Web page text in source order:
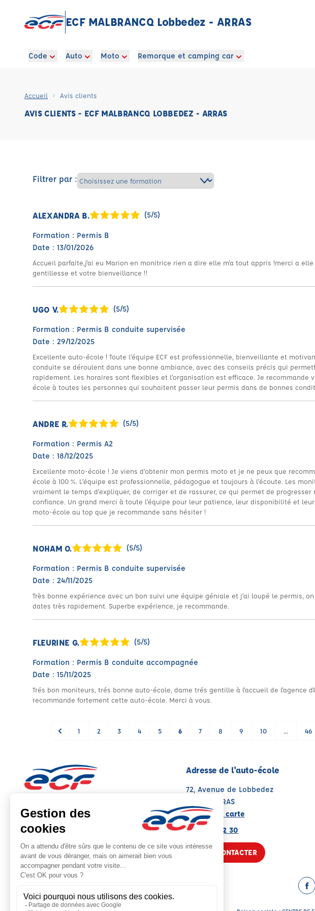
ECF MALBRANCQ Lobbedez - ARRAS
Code Auto Moto Remorque et camping car
Accueil Avis clients
AVIS CLIENTS - ECF MALBRANCQ LOBBEDEZ - ARRAS
Filtrer par :
ALEXANDRA B. (5/5)
Formation : Permis B
Date : 13/01/2026
Accueil parfaite,j'ai eu Marion en monitrice rien a dire elle m'a tout appris !merci a
gentillesse et votre bienveillance !!
UGO V. (5/5)
Formation : Permis B conduite supervisée
Date : 29/12/2025
Excellente auto-école ! Toute l’équipe ECF est professionnelle, bienveillante et
conduite se déroulent dans une bonne ambiance, avec des conseils précis qui
rapidement. Les horaires sont flexibles et l’organisation est efficace. Je recommande
école à toutes les personnes qui souhaitent passer leur permis dans de bonnes
ANDRE R. (5/5)
Formation : Permis A2
Date : 18/12/2025
Excellente moto-école ! Je viens d’obtenir mon permis moto et je ne peux que
école à 100 %. L’équipe est professionnelle, pédagogue et toujours à l’écoute. Les
vraiment le temps d’expliquer, de corriger et de rassurer, ce qui permet de progresser
confiance. Un grand merci à toute l’équipe pour leur patience, leur disponibilité et
moto-école au top que je recommande sans hésiter !
NOHAM O. (5/5)
Formation : Permis B conduite supervisée
Date : 24/11/2025
Très bonne expérience avec un bon suivi une équipe géniale et j’ai loupé le permis, on
dates très rapidement. Superbe expérience, je recommande.
FLEURINE G. (5/5)
Formation : Permis B conduite accompagnée
Date : 15/11/2025
Trés bon moniteurs, trés bonne auto-école, dame trés gentille à l'accueil de l'agence
recommande fortement cette auto-école. Merci à vous.
1 2 3 4 5 6 7 8 9 10 ... 46
Note : 4.9/5
Moyenne calculée sur 233 avis
Adresse de l'auto-école
72, Avenue de Lobbedez
62000 ARRAS
Voir sur la carte
03 21 58 22 30
NOUS CONTACTER